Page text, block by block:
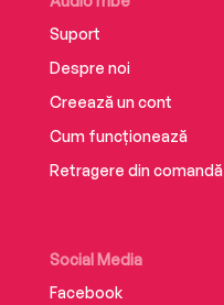
Suport
Despre noi
Creează un cont
Cum funcționează
Retragere din comandă
Social Media
Facebook